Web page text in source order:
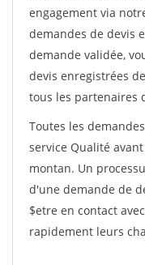
engagement via
demandes de devis
demande validée,
devis enregistrées
tous les partenaires
Toutes les
service Qualité
montan. Un
d'une demande de
$etre en contact
rapidement leurs